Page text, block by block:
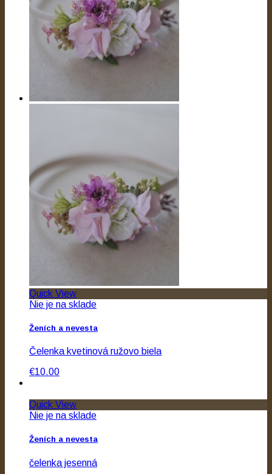
Quick View
Nie je na sklade
Ženích a nevesta
Čelenka kvetinová ružovo biela
€10.00
Quick View
Nie je na sklade
Ženích a nevesta
čelenka jesenná